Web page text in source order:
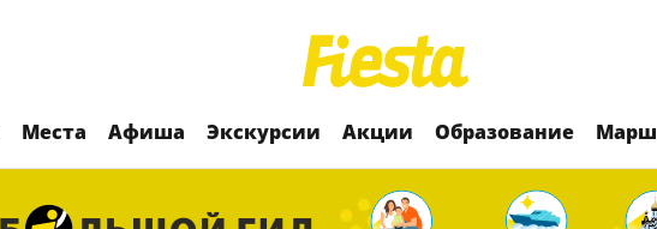
Места Афиша Экскурсии Акции Образование